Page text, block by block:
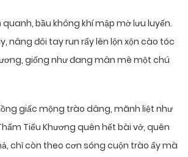
bầu không khí mập mờ lưu luyến.
nâng đôi tay run rẩy lên lộn xộn cào tóc
giống như đang mân mê một chú
giấc mộng trào dâng, mãnh liệt như
Tiểu Khương quên hết bài vở, quên
chỉ còn theo cơn sóng cuộn trào ấy mà